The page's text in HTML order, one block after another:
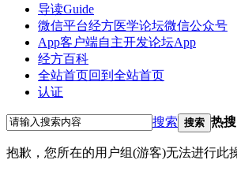
导读Guide
微信平台经方医学论坛微信公众号
App客户端自主开发论坛App
经方百科
全站首页回到全站首页
认证
搜索 搜索 热
抱歉，您所在的用户组(游客)无法进行此